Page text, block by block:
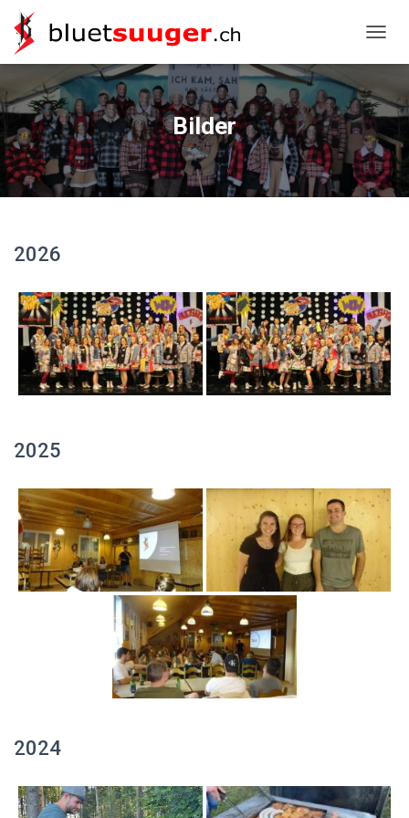
Bilder
2026
2025
2024